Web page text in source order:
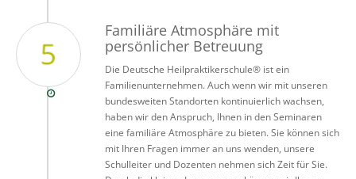
Familiäre Atmosphäre mit
persönlicher Betreuung
Die Deutsche Heilpraktikerschule® ist ein
Familienunternehmen. Auch wenn wir mit unseren
bundesweiten Standorten kontinuierlich wachsen,
haben wir den Anspruch, Ihnen in den Seminaren
eine familiäre Atmosphäre zu bieten. Sie können sich
mit Ihren Fragen immer an uns wenden, unsere
Schulleiter und Dozenten nehmen sich Zeit für Sie.